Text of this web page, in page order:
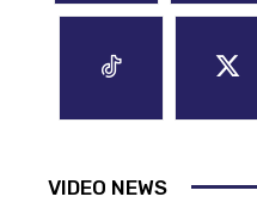
VIDEO NEWS